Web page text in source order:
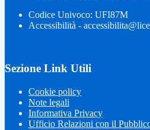
Codice Univoco: UFI87M
Accessibilità -
Sezione Link Utili
Cookie policy
Note legali
Informativa Privacy
Ufficio Relazioni con il